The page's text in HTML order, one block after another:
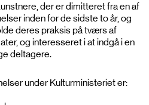
der er dimitteret fra en af
inden for de sidste to år, og
deres praksis på tværs af
og interesseret i at indgå i en
deltagere.
under Kulturministeriet er: